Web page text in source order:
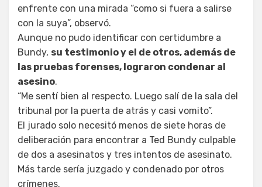
enfrente con una mirada “como si fuera a salirse
con la suya”, observó.
Aunque no pudo identificar con certidumbre a
Bundy, su testimonio y el de otros, además de
las pruebas forenses, lograron condenar al
asesino.
“Me sentí bien al respecto. Luego salí de la sala del
tribunal por la puerta de atrás y casi vomito”.
El jurado solo necesitó menos de siete horas de
deliberación para encontrar a Ted Bundy culpable
de dos a asesinatos y tres intentos de asesinato.
Más tarde sería juzgado y condenado por otros
crímenes.